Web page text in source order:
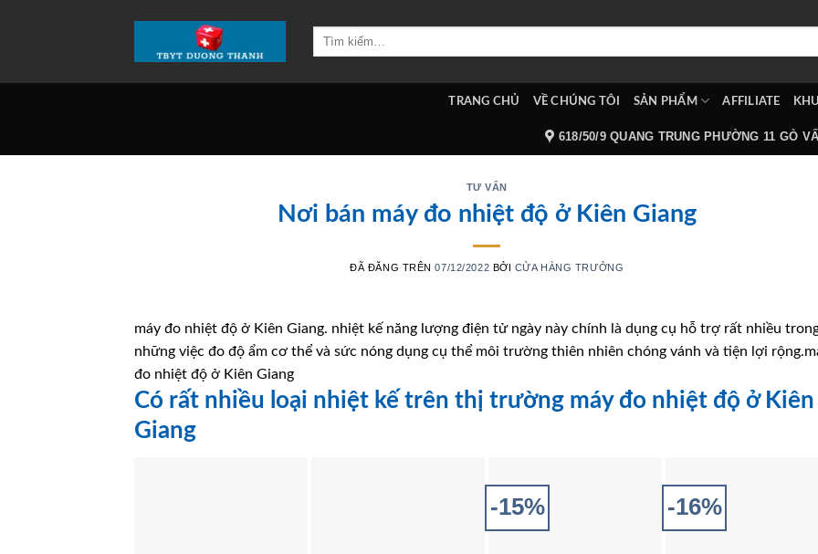
Tìm
TRANG CHỦ VỀ CHÚNG TÔI SẢN PHẨM AFFILIATE
618/50/9 QUANG TRUNG PHƯỜNG 11 GÒ
TƯ VẤN
Nơi bán máy đo nhiệt độ ở Kiên Giang
ĐÃ ĐĂNG TRÊN07/12/2022 BỞI CỬA HÀNG TRƯỞNG
máy đo nhiệt độ ở Kiên Giang. nhiệt kế năng lượng điện tử ngày này chính là dụng cụ hỗ trợ rất nhiều
những việc đo độ ẩm cơ thể và sức nóng dụng cụ thể môi trường thiên nhiên chóng vánh và tiện lợi
đo nhiệt độ ở Kiên Giang
Có rất nhiều loại nhiệt kế trên thị trường máy đo nhiệt độ ở Kiên
Giang
-15% -16%